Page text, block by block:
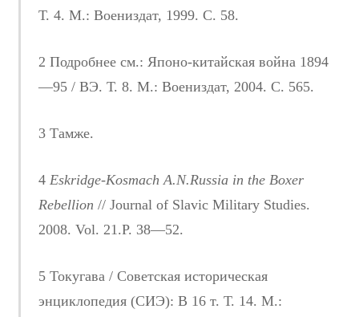
Т. 4. М.: Воениздат, 1999. С. 58.
2 Подробнее см.: Японо-китайская война 1894
—95 / ВЭ. Т. 8. М.: Воениздат, 2004. С. 565.
3 Тамже.
4 Eskridge-Kosmach A.N.Russia in the Boxer
Rebellion // Journal of Slavic Military Studies.
2008. Vol. 21.P. 38—52.
5 Токугава / Советская историческая
энциклопедия (СИЭ): В 16 т. Т. 14. М.: